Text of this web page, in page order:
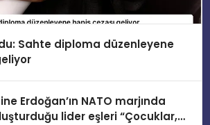
Sahte diploma düzenleyene
Erdoğan’ın NATO marjında
lider eşleri “Çocuklar,